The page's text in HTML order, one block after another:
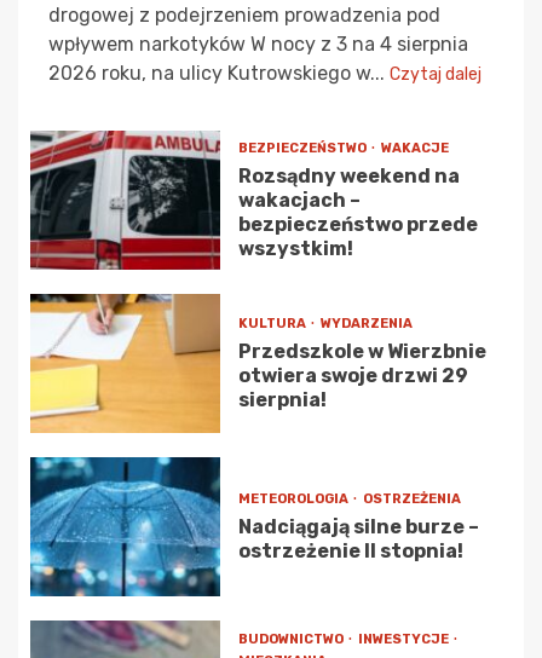
drogowej z podejrzeniem prowadzenia pod
wpływem narkotyków W nocy z 3 na 4 sierpnia
2026 roku, na ulicy Kutrowskiego w... Czytaj dalej
BEZPIECZEŃSTWO WAKACJE
Rozsądny weekend na
wakacjach –
bezpieczeństwo przede
wszystkim!
KULTURA WYDARZENIA
Przedszkole w Wierzbnie
otwiera swoje drzwi 29
sierpnia!
METEOROLOGIA OSTRZEŻENIA
Nadciągają silne burze –
ostrzeżenie II stopnia!
BUDOWNICTWO
INWESTYCJE